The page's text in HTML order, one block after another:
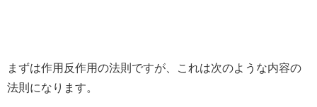
まずは作用反作用の法則ですが、これは次のような内容の
法則になります。